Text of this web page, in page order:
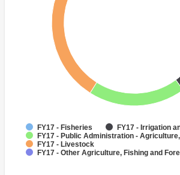
FY17 - Fisheries
FY17 - Irrigation
FY17 - Public Administration -
FY17 - Livestock
FY17 - Other Agriculture, Fishing and